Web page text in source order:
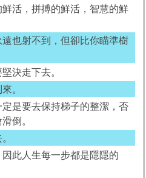
活，拼搏的鮮活，智慧的鮮
也射不到，但卻比你瞄準樹
決走下去。
。
是要去保持梯子的整潔，否
倒。
此人生每一步都是隱隱的